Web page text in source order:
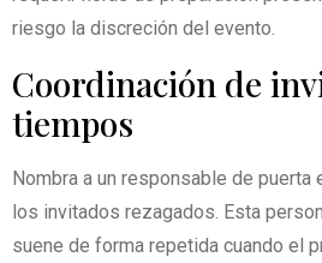
riesgo la discreción del evento.
Coordinación de
tiempos
Nombra a un responsable de puerta
los invitados rezagados. Esta
suene de forma repetida cuando el